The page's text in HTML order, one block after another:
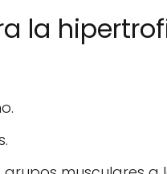
la